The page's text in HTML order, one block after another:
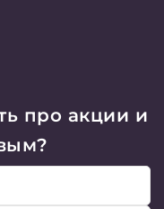
про акции и